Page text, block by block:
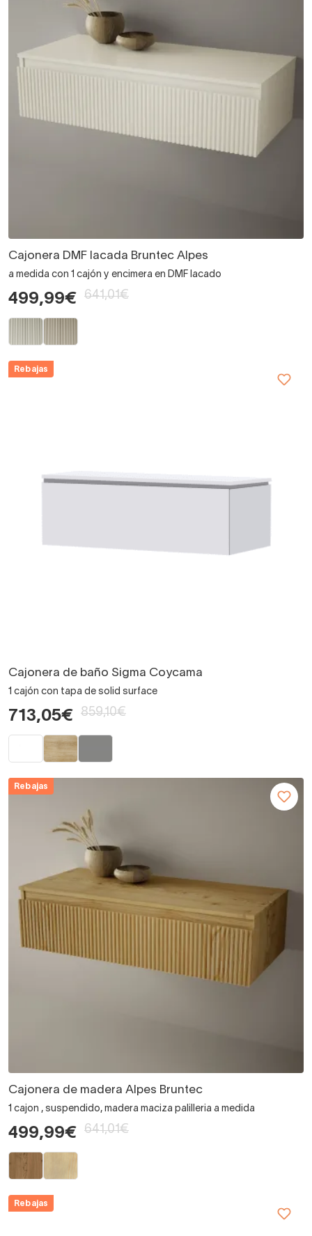
Cajonera DMF lacada Bruntec Alpes
a medida con 1 cajón y encimera en DMF lacado
499,99€ 641,01€
Rebajas
Cajonera de baño Sigma Coycama
1 cajón con tapa de solid surface
713,05€ 859,10€
Rebajas
Cajonera de madera Alpes Bruntec
1 cajon , suspendido, madera maciza palilleria a medida
499,99€ 641,01€
Rebajas